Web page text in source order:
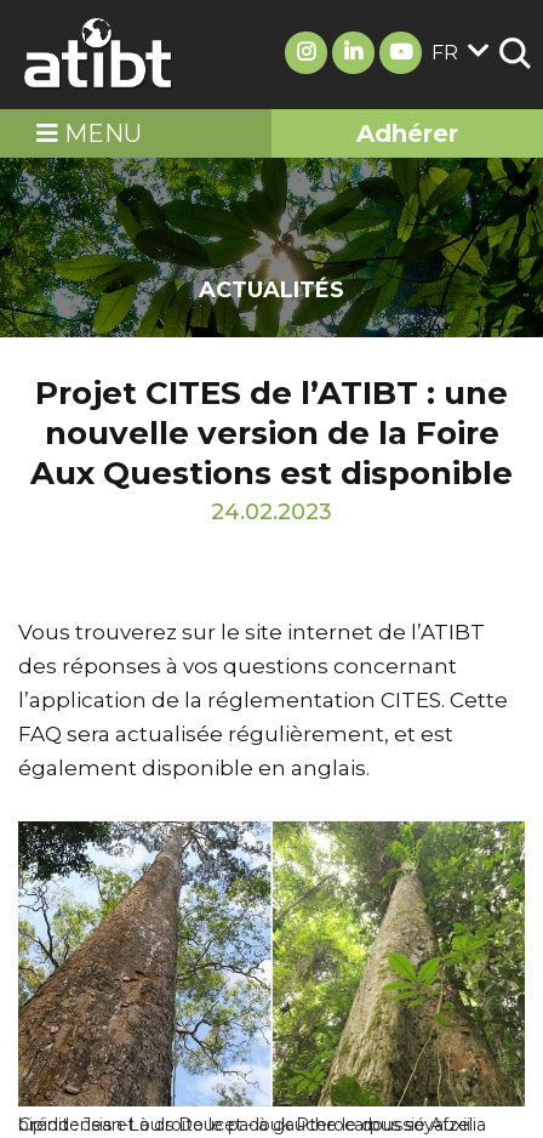
FR
MENU Adhérer
ACTUALITÉS
Projet CITES de l’ATIBT : une
nouvelle version de la Foire
Aux Questions est disponible
24.02.2023
Vous trouverez sur le site internet de l’ATIBT
des réponses à vos questions concernant
l’application de la réglementation CITES. Cette
FAQ sera actualisée régulièrement, et est
également disponible en anglais.
Crédit : Jean-Louis Doucet - à gauche le doussié Afzelia bipindensis et à droite le padouk Pterocarpus soyauxii